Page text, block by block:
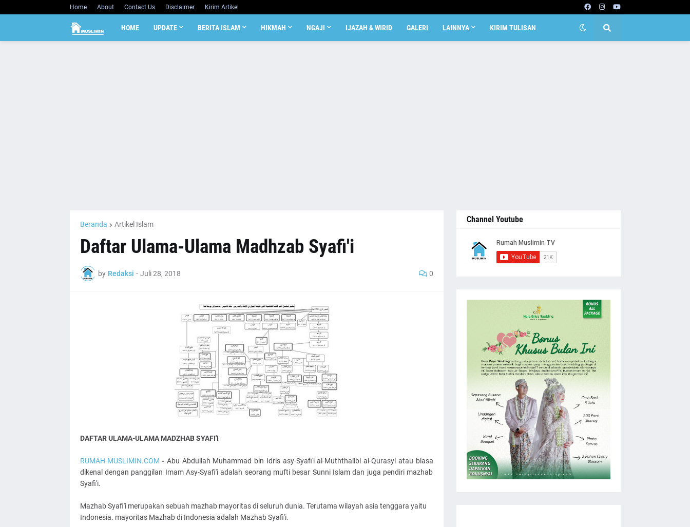
Home About Contact Us Disclaimer Kirim Artikel
HOME UPDATE BERITA ISLAM HIKMAH NGAJI IJAZAH & WIRID GALERI LAINNYA KIRIM TULISAN
Beranda Artikel Islam
Daftar Ulama-Ulama Madhzab Syafi'i
by Redaksi - Juli 28, 2018 0
DAFTAR ULAMA-ULAMA MADZHAB SYAFI'I
RUMAH-MUSLIMIN.COM - Abu Abdullah Muhammad bin Idris asy-Syafi'i al-Muththalibi al-Qurasyi atau biasa
dikenal dengan panggilan Imam Asy-Syafi'i adalah seorang mufti besar Sunni Islam dan juga pendiri mazhab
Syafi'i.
Mazhab Syafi'i merupakan sebuah mazhab mayoritas di seluruh dunia. Terutama wilayah asia tenggara yaitu
Indonesia. mayoritas Mazhab di Indonesia adalah Mazhab Syafi'i.
Channel Youtube